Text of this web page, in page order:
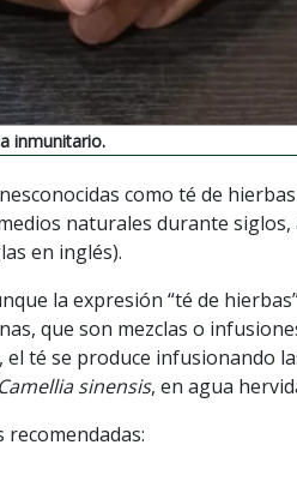
inmunitario.
como té de
naturales durante siglos,
en inglés).
la expresión “té de
que son mezclas o
el té se produce infusionando
Camellia sinensis, en agua
recomendadas: